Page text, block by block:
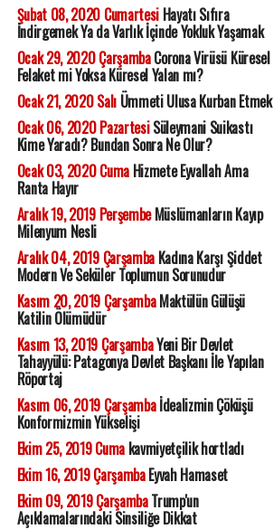
Şubat 08, 2020 CumartesiHayatı Sıfıra
İndirgemek Ya da Varlık İçinde Yokluk Yaşamak
Ocak 29, 2020 ÇarşambaCorona Virüsü Küresel
Felaket mi Yoksa Küresel Yalan mı?
Ocak 21, 2020 SalıÜmmeti Ulusa Kurban Etmek
Ocak 06, 2020 PazartesiSüleymani Suikastı
Kime Yaradı? Bundan Sonra Ne Olur?
Ocak 03, 2020 CumaHizmete Eyvallah Ama
Ranta Hayır
Aralık 19, 2019 PerşembeMüslümanların Kayıp
Milenyum Nesli
Aralık 04, 2019 ÇarşambaKadına Karşı Şiddet
Modern Ve Seküler Toplumun Sorunudur
Kasım 20, 2019 ÇarşambaMaktülün Gülüşü
Katilin Ölümüdür
Kasım 13, 2019 ÇarşambaYeni Bir Devlet
Tahayyülü: Patagonya Devlet Başkanı İle Yapılan
Röportaj
Kasım 06, 2019 Çarşambaİdealizmin Çöküşü
Konformizmin Yükselişi
Ekim 25, 2019 Cumakavmiyetçilik hortladı
Ekim 16, 2019 ÇarşambaEyvah Hamaset
Ekim 09, 2019 ÇarşambaTrump'un
Açıklamalarındaki Sinsiliğe Dikkat